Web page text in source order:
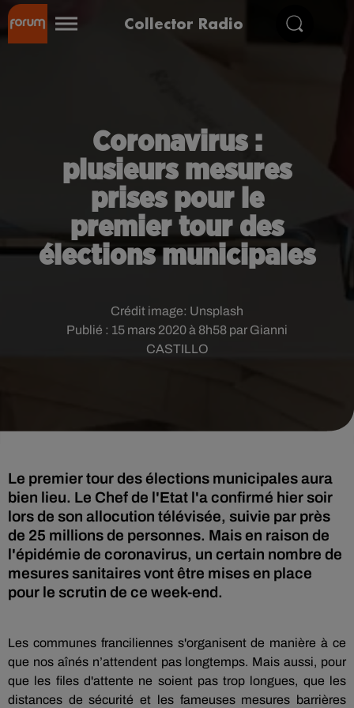
Collector Radio
Coronavirus :
plusieurs mesures
prises pour le
premier tour des
élections municipales
Publié : 15 mars 2020 à 8h58 par Gianni
CASTILLO
Crédit image: Unsplash
Le premier tour des élections municipales aura
bien lieu. Le Chef de l'Etat l'a confirmé hier soir
lors de son allocution télévisée, suivie par près
de 25 millions de personnes. Mais en raison de
l'épidémie de coronavirus, un certain nombre de
mesures sanitaires vont être mises en place
pour le scrutin de ce week-end.
Les communes franciliennes s'organisent de manière à ce
que nos aînés n’attendent pas longtemps. Mais aussi, pour
que les files d'attente ne soient pas trop longues, que les
distances de sécurité et les fameuses mesures barrières